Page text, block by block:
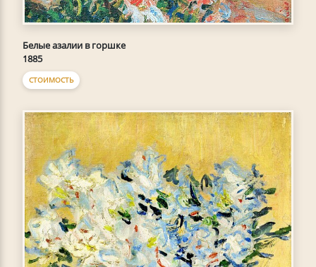
Белые азалии в горшке
1885
СТОИМОСТЬ